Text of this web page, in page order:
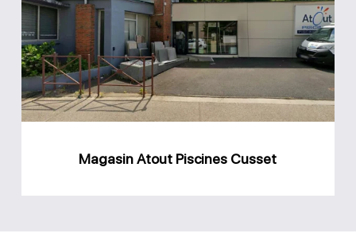
Cusset
Magasin Atout Piscines Cusset